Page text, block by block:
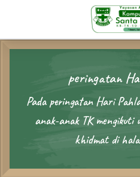
peringatan
Pada peringatan Hari
anak-anak TK mengikuti
khidmat di